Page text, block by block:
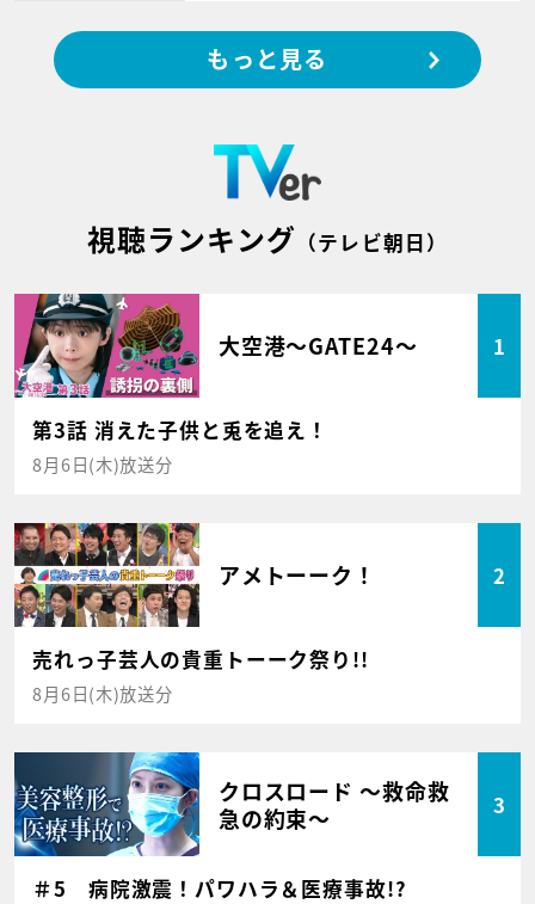
もっと見る
視聴ランキング （テレビ朝日）
大空港～GATE24～ 1
第3話 消えた子供と兎を追え！
8月6日(木)放送分
アメトーーク！ 2
売れっ子芸人の貴重トーーク祭り!!
8月6日(木)放送分
クロスロード ～救命救
急の約束～
3
＃5 病院激震！パワハラ＆医療事故!?